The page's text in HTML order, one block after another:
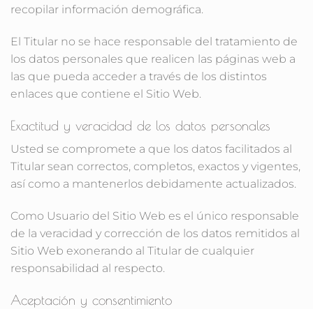
recopilar información demográfica.
El Titular no se hace responsable del tratamiento de
los datos personales que realicen las páginas web a
las que pueda acceder a través de los distintos
enlaces que contiene el Sitio Web.
Exactitud y veracidad de los datos personales
Usted se compromete a que los datos facilitados al
Titular sean correctos, completos, exactos y vigentes,
así como a mantenerlos debidamente actualizados.
Como Usuario del Sitio Web es el único responsable
de la veracidad y corrección de los datos remitidos al
Sitio Web exonerando al Titular de cualquier
responsabilidad al respecto.
Aceptación y consentimiento